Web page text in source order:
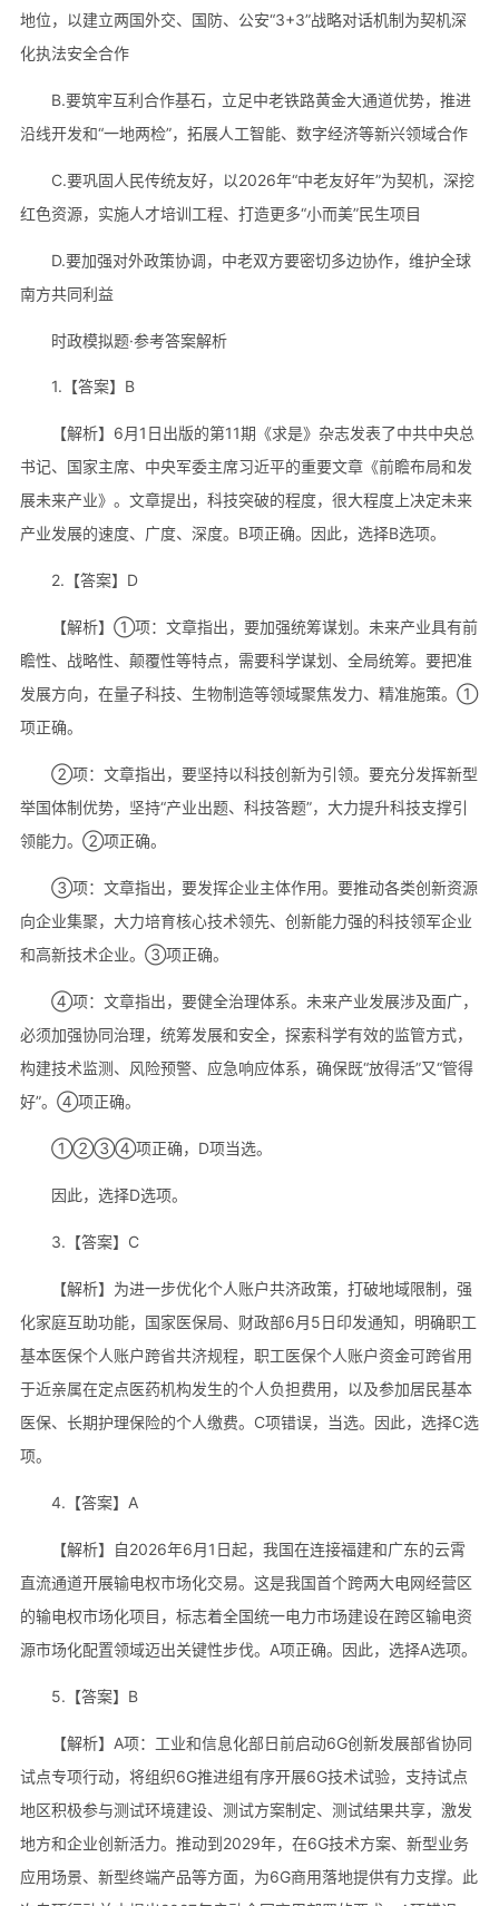
地位，以建立两国外交、国防、公安“3+3”战略对话机制为契机深
化执法安全合作
B.要筑牢互利合作基石，立足中老铁路黄金大通道优势，推进
沿线开发和“一地两检”，拓展人工智能、数字经济等新兴领域合作
C.要巩固人民传统友好，以2026年“中老友好年”为契机，深挖
红色资源，实施人才培训工程、打造更多“小而美”民生项目
D.要加强对外政策协调，中老双方要密切多边协作，维护全球
南方共同利益
时政模拟题·参考答案解析
1.【答案】B
【解析】6月1日出版的第11期《求是》杂志发表了中共中央总
书记、国家主席、中央军委主席习近平的重要文章《前瞻布局和发
展未来产业》。文章提出，科技突破的程度，很大程度上决定未来
产业发展的速度、广度、深度。B项正确。因此，选择B选项。
2.【答案】D
【解析】①项：文章指出，要加强统筹谋划。未来产业具有前
瞻性、战略性、颠覆性等特点，需要科学谋划、全局统筹。要把准
发展方向，在量子科技、生物制造等领域聚焦发力、精准施策。①
项正确。
②项：文章指出，要坚持以科技创新为引领。要充分发挥新型
举国体制优势，坚持“产业出题、科技答题”，大力提升科技支撑引
领能力。②项正确。
③项：文章指出，要发挥企业主体作用。要推动各类创新资源
向企业集聚，大力培育核心技术领先、创新能力强的科技领军企业
和高新技术企业。③项正确。
④项：文章指出，要健全治理体系。未来产业发展涉及面广，
必须加强协同治理，统筹发展和安全，探索科学有效的监管方式，
构建技术监测、风险预警、应急响应体系，确保既“放得活”又“管得
好”。④项正确。
①②③④项正确，D项当选。
因此，选择D选项。
3.【答案】C
【解析】为进一步优化个人账户共济政策，打破地域限制，强
化家庭互助功能，国家医保局、财政部6月5日印发通知，明确职工
基本医保个人账户跨省共济规程，职工医保个人账户资金可跨省用
于近亲属在定点医药机构发生的个人负担费用，以及参加居民基本
医保、长期护理保险的个人缴费。C项错误，当选。因此，选择C选
项。
4.【答案】A
【解析】自2026年6月1日起，我国在连接福建和广东的云霄
直流通道开展输电权市场化交易。这是我国首个跨两大电网经营区
的输电权市场化项目，标志着全国统一电力市场建设在跨区输电资
源市场化配置领域迈出关键性步伐。A项正确。因此，选择A选项。
5.【答案】B
【解析】A项：工业和信息化部日前启动6G创新发展部省协同
试点专项行动，将组织6G推进组有序开展6G技术试验，支持试点
地区积极参与测试环境建设、测试方案制定、测试结果共享，激发
地方和企业创新活力。推动到2029年，在6G技术方案、新型业务
应用场景、新型终端产品等方面，为6G商用落地提供有力支撑。此